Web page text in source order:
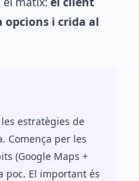
opcions i crida al
estratègies de
Comença per les
(Google Maps +
poc. El important és